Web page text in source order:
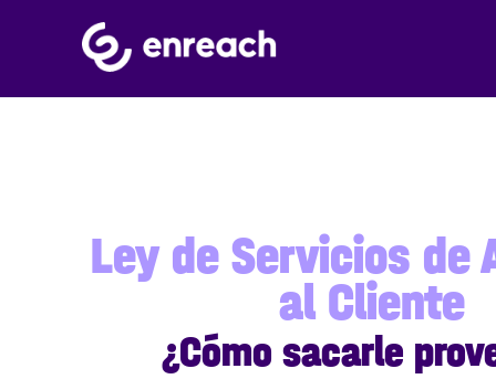
Ley de Servicios de
al Cliente
¿Cómo sacarle